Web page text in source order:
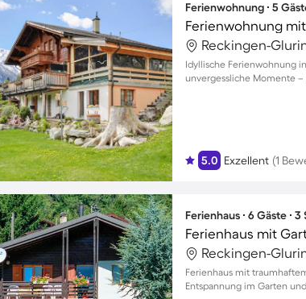
Ferienwohnung ∙ 5
Reckingen-
Idyllische Ferienwohnung
unvergessliche Momente –
5.0 Exzellent (1
Ferienhaus ∙ 6 Gäste ∙
Ferienhaus mit
Reckingen-
Ferienhaus mit
Entspannung im Garten